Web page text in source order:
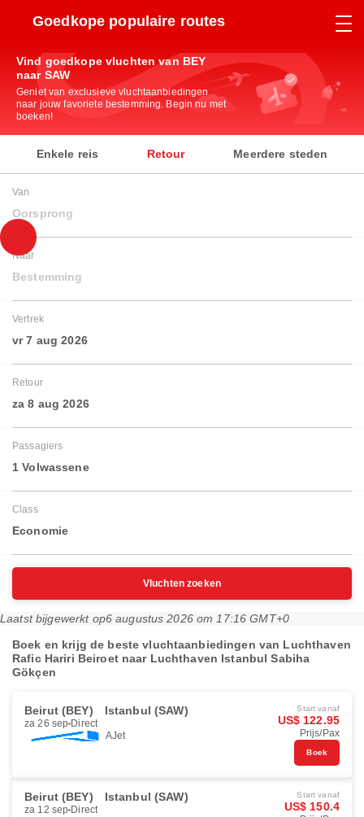
Goedkope populaire routes
Vind goedkope vluchten van BEY
naar SAW
Geniet van exclusieve vluchtaanbiedingen
naar jouw favoriete bestemming. Begin nu met
boeken!
Enkele reis Retour Meerdere steden
Van
Oorsprong
Naar
Bestemming
Vertrek
vr 7 aug 2026
Retour
za 8 aug 2026
Passagiers
1 Volwassene
Class
Economie
Vluchten zoeken
Laatst bijgewerkt op6 augustus 2026 om 17:16 GMT+0
Boek en krijg de beste vluchtaanbiedingen van Luchthaven
Rafic Hariri Beiroet naar Luchthaven Istanbul Sabiha
Gökçen
Beirut (BEY) Istanbul (SAW)
za 26 sep Direct
AJet
Start vanaf
US$ 122.95
Prijs/Pax
Boek
Beirut (BEY) Istanbul (SAW)
za 12 sep Direct
Start vanaf
US$ 150.4